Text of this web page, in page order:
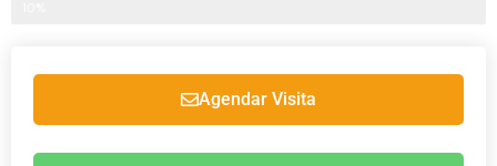
Agendar Visita